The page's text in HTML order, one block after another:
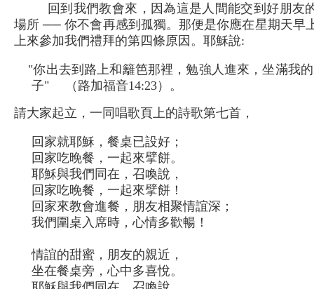
回到我們教會來，因為這是人間能交到好朋友
場所 ── 你不會再感到孤獨。那便是你應在星期天早
上來參加我們禮拜的第四條原因。耶穌說:
"你出去到路上和籬笆那裡，勉強人進來，坐滿我
子" （路加福音14:23）。
請大家起立，一同唱歌頁上的詩歌第七首，
回家就耶穌，餐桌已設好；
回家吃晚餐，一起來擘餅。
耶穌與我們同在，召喚說，
回家吃晚餐，一起來擘餅！
回家來教會進餐，朋友相聚情誼深；
我們圍桌入席時，心情多歡暢！
情誼的甜蜜，朋友的親近，
坐在餐桌旁，心中多喜悅。